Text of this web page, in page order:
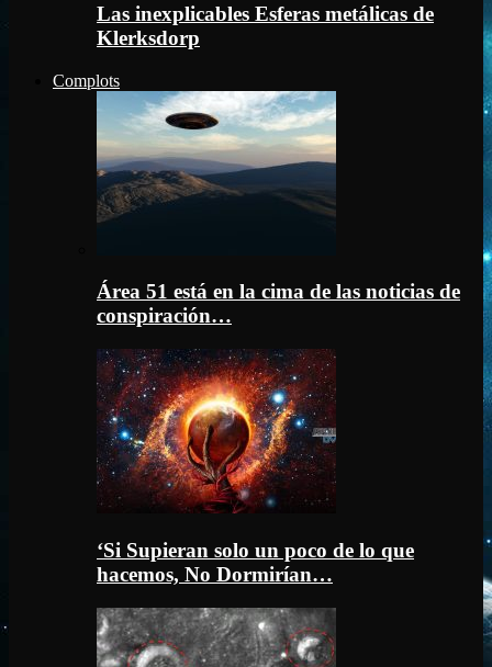
Las inexplicables Esferas metálicas de
Klerksdorp
Complots
Área 51 está en la cima de las noticias de
conspiración…
‘Si Supieran solo un poco de lo que
hacemos, No Dormirían…